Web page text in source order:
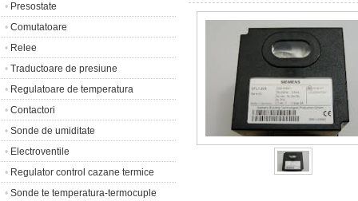
• Presostate
• Comutatoare
• Relee
• Traductoare de presiune
• Regulatoare de temperatura
• Contactori
• Sonde de umiditate
• Electroventile
• Regulator control cazane termice
• Sonde te temperatura-termocuple